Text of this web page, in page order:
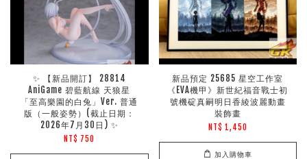
✨ 【新品開訂】 28814
AniGame 碧藍航線 天狼星
「至高樂園的白兔」Ver. 普通
版（一般姿勢）(截止日期：
2026年7月30日) ✨
NT$ 750
新品預定 25685 星空工作室
《EVA機甲》新世紀福音戰士初
號機碇真嗣明日香綾波麗動畫
裝飾畫
NT$ 1,450
加入購物車